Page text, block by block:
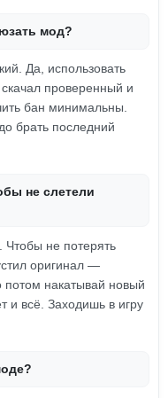
мод?
Да, использовать
проверенный и
бан минимальны.
брать последний
не слетели
Чтобы не потерять
оригинал —
потом накатывай новый
и всё. Заходишь в игру